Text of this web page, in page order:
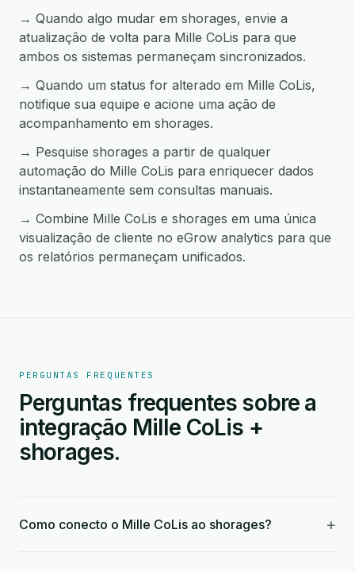
→ Quando algo mudar em shorages, envie a
atualização de volta para Mille CoLis para que
ambos os sistemas permaneçam sincronizados.
→ Quando um status for alterado em Mille CoLis,
notifique sua equipe e acione uma ação de
acompanhamento em shorages.
→ Pesquise shorages a partir de qualquer
automação do Mille CoLis para enriquecer dados
instantaneamente sem consultas manuais.
→ Combine Mille CoLis e shorages em uma única
visualização de cliente no eGrow analytics para que
os relatórios permaneçam unificados.
PERGUNTAS FREQUENTES
Perguntas frequentes sobre a
integração Mille CoLis +
shorages.
Como conecto o Mille CoLis ao shorages? +